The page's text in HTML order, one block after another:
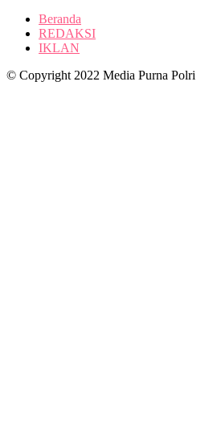
Beranda
REDAKSI
IKLAN
© Copyright 2022 Media Purna Polri